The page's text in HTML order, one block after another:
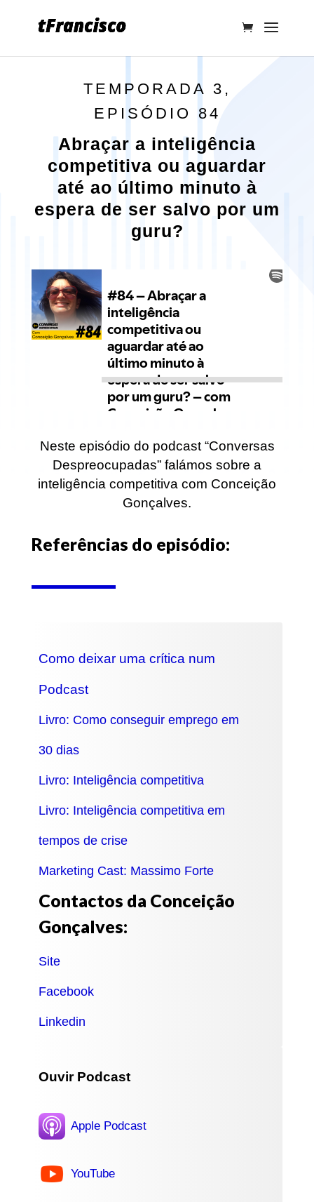
TEMPORADA 3,
EPISÓDIO 84
Abraçar a inteligência
competitiva ou aguardar
até ao último minuto à
espera de ser salvo por um
guru?
Neste episódio do podcast “Conversas
Despreocupadas” falámos sobre a
inteligência competitiva com Conceição
Gonçalves.
Referências do episódio:
Como deixar uma crítica num
Podcast
Livro: Como conseguir emprego em
30 dias
Livro: Inteligência competitiva
Livro: Inteligência competitiva em
tempos de crise
Marketing Cast: Massimo Forte
Contactos da Conceição
Gonçalves:
Site
Facebook
Linkedin
Ouvir Podcast
Apple Podcast
YouTube